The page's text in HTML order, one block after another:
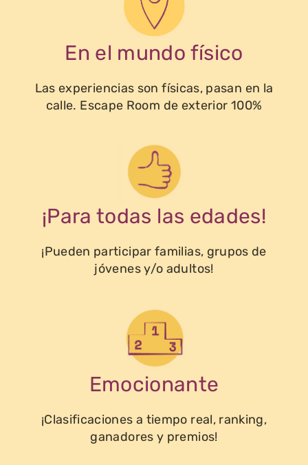
En el mundo físico
Las experiencias son físicas, pasan en la
calle. Escape Room de exterior 100%
¡Para todas las edades!
¡Pueden participar familias, grupos de
jóvenes y/o adultos!
Emocionante
¡Clasificaciones a tiempo real, ranking,
ganadores y premios!